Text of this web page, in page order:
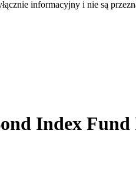
informacyjny i nie są
Index